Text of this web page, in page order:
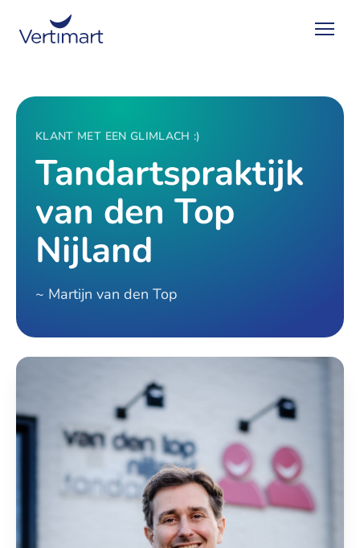
KLANT MET EEN GLIMLACH :)
Tandartspraktijk
van den Top
Nijland
~ Martijn van den Top